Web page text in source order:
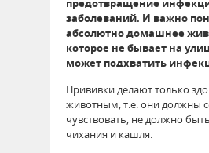
предотвращение
заболеваний. И важно
абсолютно домашнее
которое не бывает на
может подхватить
Прививки делают только
животным, т.е. они должны
чувствовать, не должно
чихания и кашля.